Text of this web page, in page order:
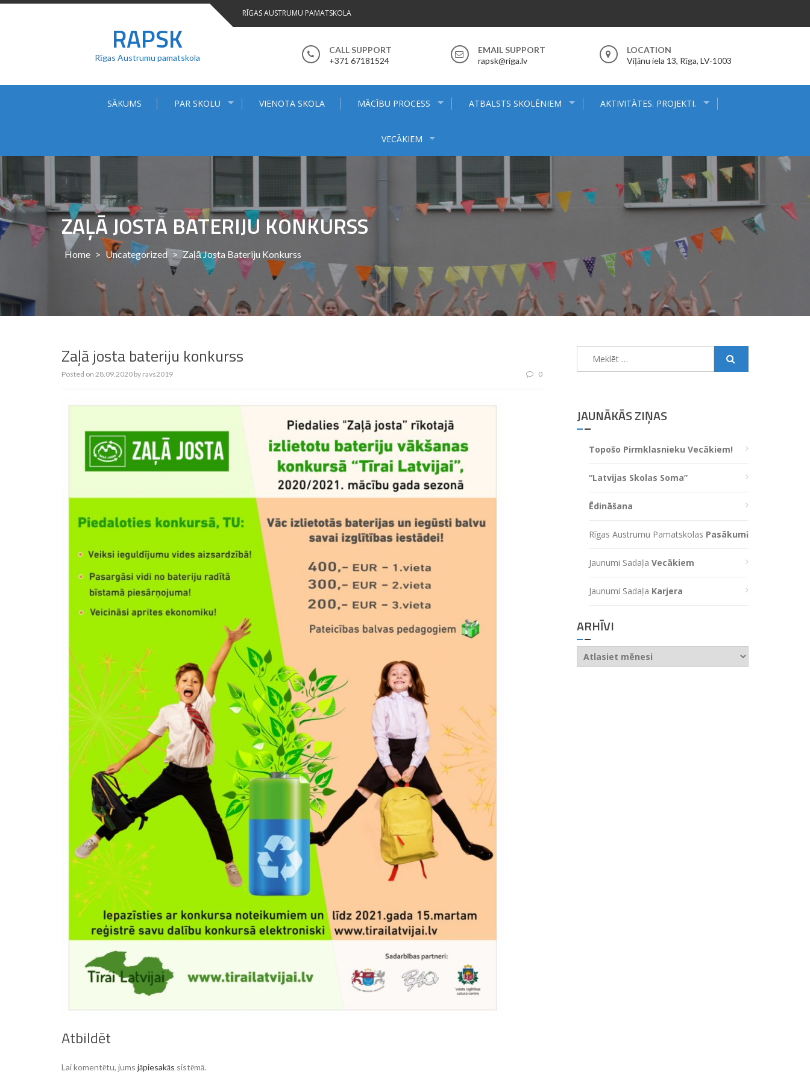
Skip
RĪGAS AUSTRUMU PAMATSKOLA
RAPSK
Rīgas Austrumu pamatskola
CALL SUPPORT
+371 67181524
EMAIL SUPPORT
rapsk@riga.lv
LOCATION
Viļānu iela 13, Rīga, LV-1003
SĀKUMS PAR SKOLU VIENOTA SKOLA MĀCĪBU PROCESS ATBALSTS SKOLĒNIEM AKTIVITĀTES. PROJEKTI.
VECĀKIEM
ZAĻĀ JOSTA BATERIJU KONKURSS
Home > Uncategorized > Zaļā Josta Bateriju Konkurss
Zaļā josta bateriju konkurss
Posted on 28.09.2020 by ravs2019 0
Atbildēt
Lai komentētu, jums jāpiesakās sistēmā.
JAUNĀKĀS ZIŅAS
Topošo Pirmklasnieku Vecākiem!
“Latvijas Skolas Soma”
Ēdināšana
Rīgas Austrumu Pamatskolas Pasākumi
Jaunumi Sadaļa Vecākiem
Jaunumi Sadaļa Karjera
ARHĪVI
Arhīvi